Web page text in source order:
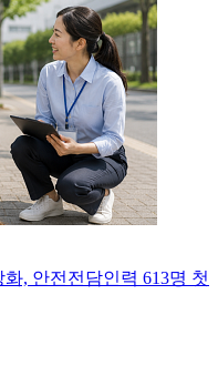
, 안전전담인력 613명 첫